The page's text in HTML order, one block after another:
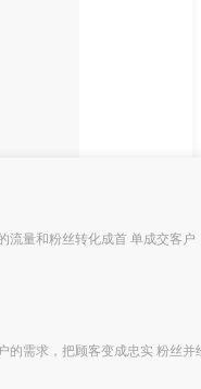
流量和粉丝转化成首 单成交客户
的需求，把顾客变成忠实 粉丝并